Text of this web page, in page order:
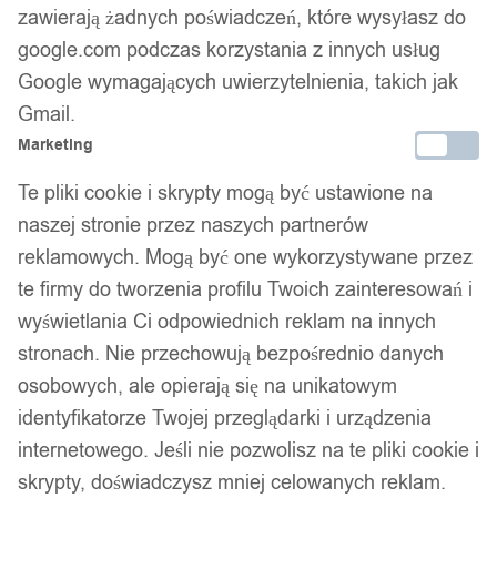
zawierają żadnych poświadczeń, które wysyłasz do
google.com podczas korzystania z innych usług
Google wymagających uwierzytelnienia, takich jak
Gmail.
Marketing
Te pliki cookie i skrypty mogą być ustawione na
naszej stronie przez naszych partnerów
reklamowych. Mogą być one wykorzystywane przez
te firmy do tworzenia profilu Twoich zainteresowań i
wyświetlania Ci odpowiednich reklam na innych
stronach. Nie przechowują bezpośrednio danych
osobowych, ale opierają się na unikatowym
identyfikatorze Twojej przeglądarki i urządzenia
internetowego. Jeśli nie pozwolisz na te pliki cookie i
skrypty, doświadczysz mniej celowanych reklam.